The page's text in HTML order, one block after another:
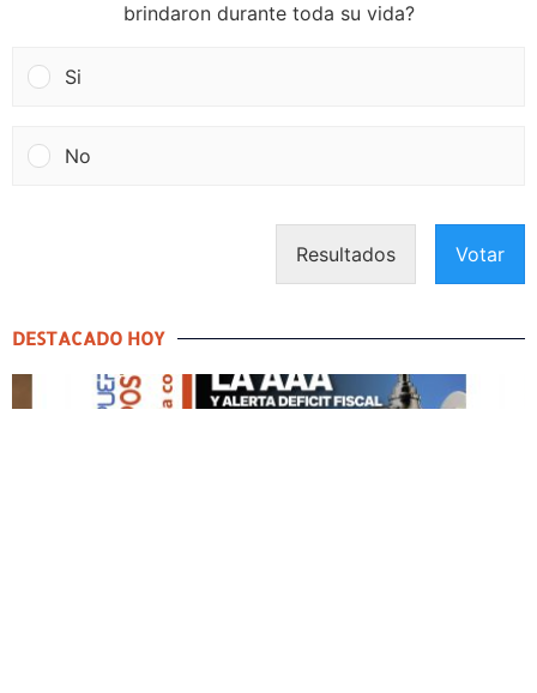
brindaron durante toda su vida?
Si
No
Resultados Votar
DESTACADO HOY